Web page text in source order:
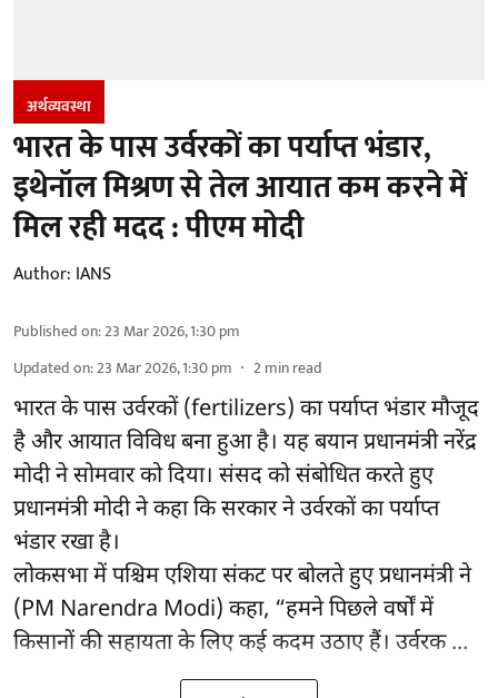
अर्थव्यवस्था
भारत के पास उर्वरकों का पर्याप्त भंडार,
इथेनॉल मिश्रण से तेल आयात कम करने में
मिल रही मदद : पीएम मोदी
Author: IANS
Published on:23 Mar 2026, 1:30 pm
Updated on:23 Mar 2026, 1:30 pm 2min read
भारत के पास उर्वरकों (fertilizers) का पर्याप्त भंडार मौजूद
है और आयात विविध बना हुआ है। यह बयान प्रधानमंत्री नरेंद्र
मोदी ने सोमवार को दिया। संसद को संबोधित करते हुए
प्रधानमंत्री मोदी ने कहा कि सरकार ने उर्वरकों का पर्याप्त
भंडार रखा है।
लोकसभा में पश्चिम एशिया संकट पर बोलते हुए प्रधानमंत्री ने
(PM Narendra Modi) कहा, “हमने पिछले वर्षों में
किसानों की सहायता के लिए कई कदम उठाए हैं। उर्वरक ...